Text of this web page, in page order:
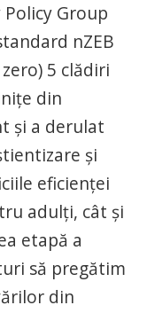
Group
nZEB
5 clădiri
din
și a derulat
și
eficienței
adulți, cât și
etapă a
să pregătim
din